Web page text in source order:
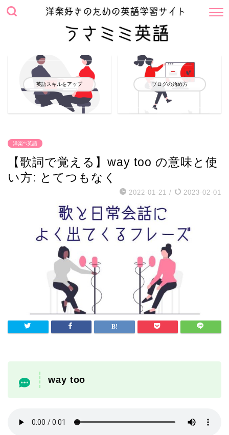
英語スキルをアップ ブログの始め方
洋楽⇋英語
【歌詞で覚える】way too の意味と使
い方: とてつもなく
2022-01-21 / 2023-02-01
way too